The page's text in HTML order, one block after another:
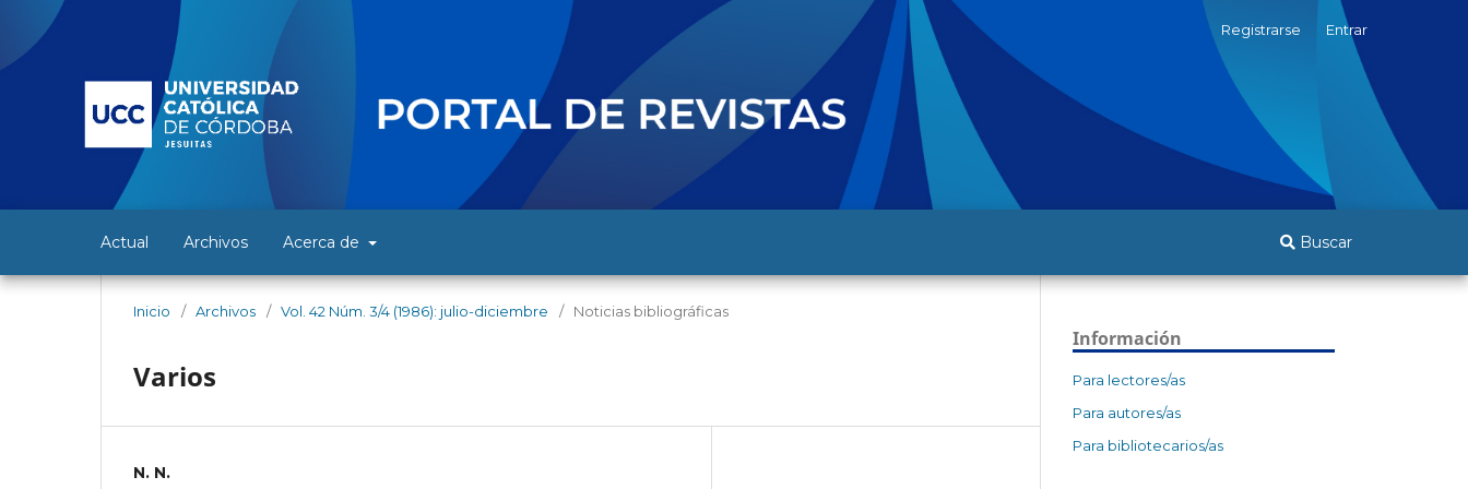
Actual Archivos Acerca de Buscar
Registrarse Entrar
Inicio / Archivos / Vol. 42 Núm. 3/4 (1986): julio-diciembre / Noticias bibliográficas
Varios
N. N.
Información
Para lectores/as
Para autores/as
Para bibliotecarios/as